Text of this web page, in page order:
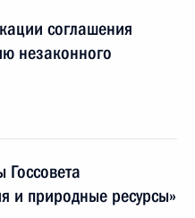
соглашения
незаконного
Госсовета
и природные ресурсы»